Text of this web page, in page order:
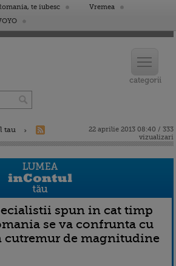
te iubesc
Vremea
tau
22 aprilie 2013 08:40 / 333
vizualizari
spun in cat timp
se va confrunta cu
cutremur de magnitudine